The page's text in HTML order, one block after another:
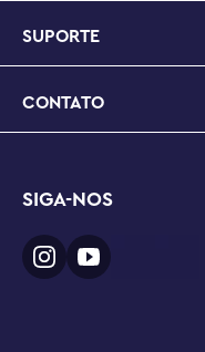
SUPORTE
CONTATO
SIGA-NOS